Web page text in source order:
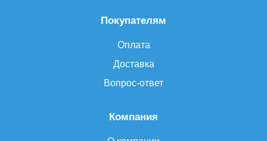
Компания
Покупателям
Оплата
Доставка
Вопрос-ответ